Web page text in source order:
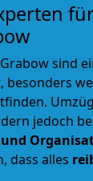
sind
besonders
jedoch
dass alles